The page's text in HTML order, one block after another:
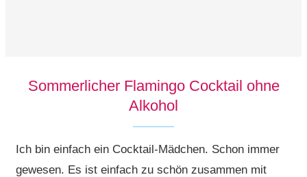
Sommerlicher Flamingo Cocktail ohne
Alkohol
Ich bin einfach ein Cocktail-Mädchen. Schon immer
gewesen. Es ist einfach zu schön zusammen mit